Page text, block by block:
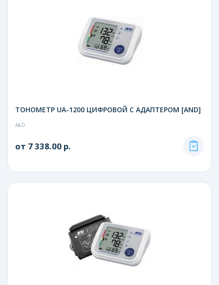
ТОНОМЕТР UA-1200 ЦИФРОВОЙ С АДАПТЕРОМ [AND]
A&D
от 7 338.00 р.